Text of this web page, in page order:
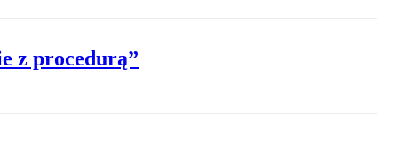
z procedurą”